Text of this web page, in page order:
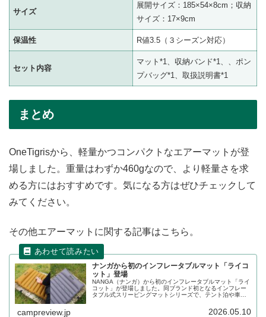
サイズ
展開サイズ：185×54×8cm；収納
サイズ：17×9cm
保温性 R値3.5（３シーズン対応）
セット内容
マット*1、収納バンド*1、、ポン
プバッグ*1、取扱説明書*1
まとめ
OneTigrisから、軽量かつコンパクトなエアーマットが登
場しました。重量はわずか460gなので、より軽量さを求
める方にはおすすめです。気になる方はぜひチェックして
みてください。
その他エアーマットに関する記事はこちら。
ナンガから初のインフレータブルマット「ライコ
ット」登場
NANGA（ナンガ）から初のインフレータブルマット「ライ
コット」が登場しました。同ブランド初となるインフレー
タブル式スリーピングマットシリーズで、テント泊や車中
campreview.jp 2026.05.10